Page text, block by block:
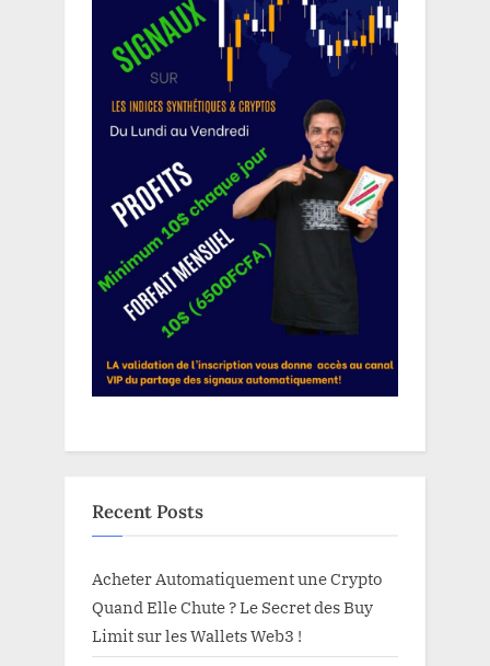
Recent Posts
Acheter Automatiquement une Crypto
Quand Elle Chute ? Le Secret des Buy
Limit sur les Wallets Web3 !